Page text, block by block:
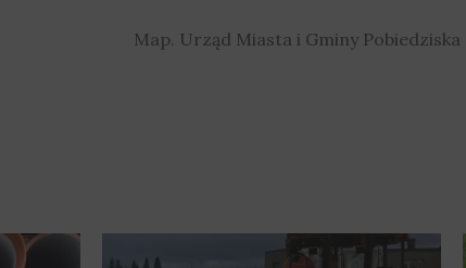
Map. Urząd Miasta i Gminy Pobiedziska